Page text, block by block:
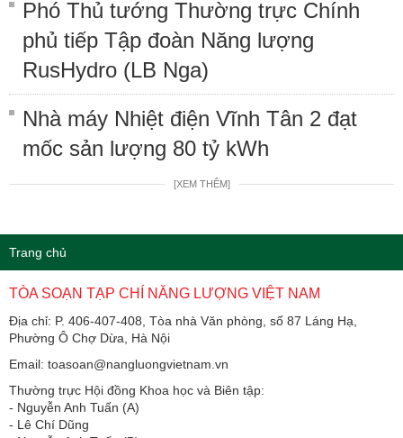
Phó Thủ tướng Thường trực Chính
phủ tiếp Tập đoàn Năng lượng
RusHydro (LB Nga)
Nhà máy Nhiệt điện Vĩnh Tân 2 đạt
mốc sản lượng 80 tỷ kWh
[XEM THÊM]
Trang chủ
TÒA SOẠN TẠP CHÍ NĂNG LƯỢNG VIỆT NAM
Địa chỉ: P. 406-407-408, Tòa nhà Văn phòng, số 87 Láng Hạ,
Phường Ô Chợ Dừa, Hà Nội
Email: toasoan@nangluongvietnam.vn
Thường trực Hội đồng Khoa học và Biên tập:
​​​​​​- Nguyễn Anh Tuấn (A)
- Lê Chí Dũng